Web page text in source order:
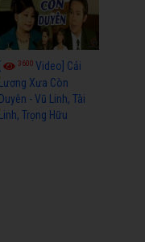
3600Video] Cải
Lương Xưa Còn
Duyên - Vũ Linh, Tài
Linh, Trọng Hữu